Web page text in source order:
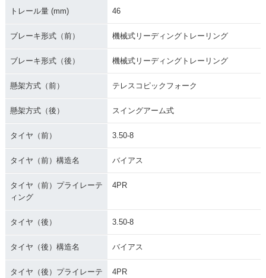
トレール量 (mm) 46
ブレーキ形式（前） 機械式リーディングトレーリング
ブレーキ形式（後） 機械式リーディングトレーリング
懸架方式（前） テレスコピックフォーク
懸架方式（後） スイングアーム式
タイヤ（前） 3.50-8
タイヤ（前）構造名 バイアス
タイヤ（前）プライレーテ
ィング
4PR
タイヤ（後） 3.50-8
タイヤ（後）構造名 バイアス
タイヤ（後）プライレーテ
4PR